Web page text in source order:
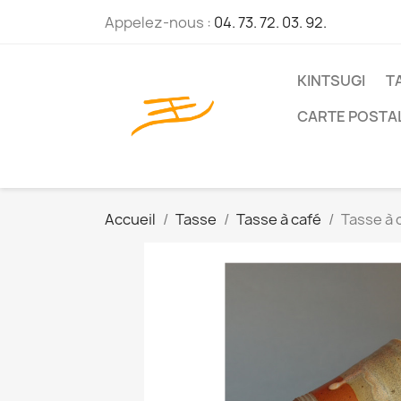
Appelez-nous : 04. 73. 72. 03. 92.
KINTSUGI
CARTE
Accueil Tasse Tasse à café Tasse à